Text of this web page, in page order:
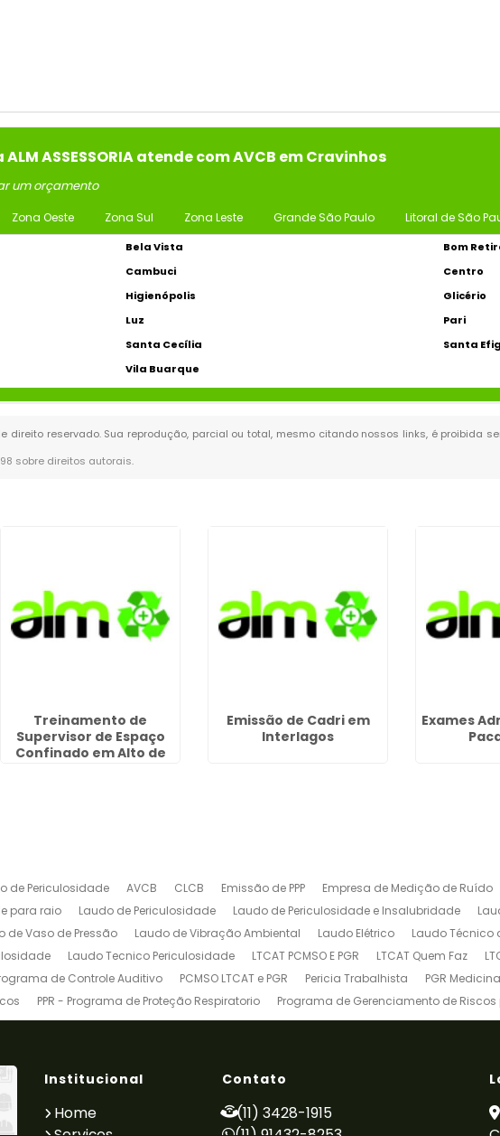
ASSESSORIA atende com AVCB em Cravinhos
um orçamento
Zona Oeste Zona Sul Zona Leste Grande São Paulo Litoral de São
Bela Vista
Bom
Cambuci
Centro
Higienópolis
Glicério
Luz
Pari
Santa Cecília
Santa
Vila Buarque
direito reservado. Sua reprodução, parcial ou total, mesmo citando nossos links, é proibida
98 sobre direitos autorais.
Treinamento de
Supervisor de Espaço
Confinado em Alto de
Emissão de Cadri em
Interlagos
Exames
de Periculosidade AVCB CLCB Emissão de PPP Empresa de Medição de Ruído
para raio Laudo de Periculosidade Laudo de Periculosidade e Insalubridade
de Vaso de Pressão Laudo de Vibração Ambiental Laudo Elétrico
Laudo Técnico
Laudo Tecnico Periculosidade LTCAT PCMSO E PGR LTCAT Quem Faz
de Controle Auditivo PCMSO LTCAT e PGR Pericia Trabalhista PGR
PPR - Programa de Proteção Respiratorio
Programa de Gerenciamento de Riscos
Indústrias
Treinamento de Brigada de Incêndio Treinamento de Brigada de
de SEP
Institucional
Home
Contato
(11) 3428-1915